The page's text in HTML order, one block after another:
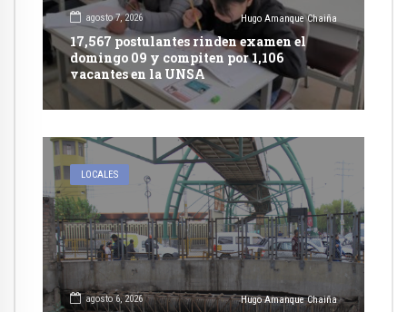
agosto 7, 2026 Hugo Amanque Chaiña
17,567 postulantes rinden examen el
domingo 09 y compiten por 1,106
vacantes en la UNSA
LOCALES
agosto 6, 2026 Hugo Amanque Chaiña